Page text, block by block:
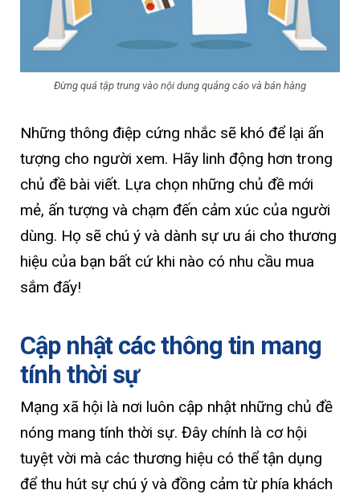
Đừng quá tập trung vào nội dung quảng cáo và bán hàng
Những thông điệp cứng nhắc sẽ khó để lại ấn
tượng cho người xem. Hãy linh động hơn trong
chủ đề bài viết. Lựa chọn những chủ đề mới
mẻ, ấn tượng và chạm đến cảm xúc của người
dùng. Họ sẽ chú ý và dành sự ưu ái cho thương
hiệu của bạn bất cứ khi nào có nhu cầu mua
sắm đấy!
Cập nhật các thông tin mang
tính thời sự
Mạng xã hội là nơi luôn cập nhật những chủ đề
nóng mang tính thời sự. Đây chính là cơ hội
tuyệt vời mà các thương hiệu có thể tận dụng
để thu hút sự chú ý và đồng cảm từ phía khách